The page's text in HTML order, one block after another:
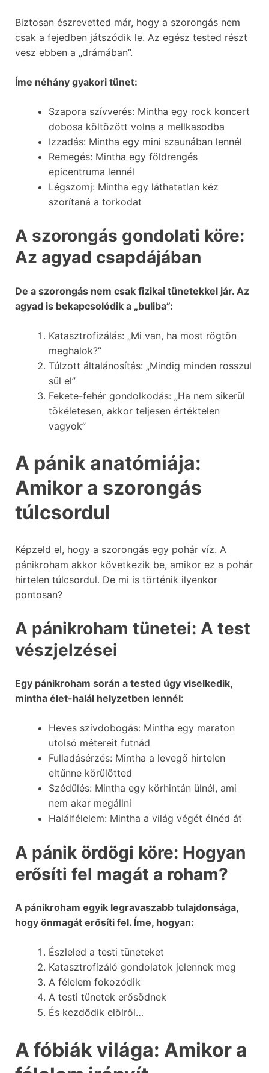
Biztosan észrevetted már, hogy a szorongás nem
csak a fejedben játszódik le. Az egész tested részt
vesz ebben a „drámában”.
Íme néhány gyakori tünet:
Szapora szívverés: Mintha egy rock koncert
dobosa költözött volna a mellkasodba
Izzadás: Mintha egy mini szaunában lennél
Remegés: Mintha egy földrengés
epicentruma lennél
Légszomj: Mintha egy láthatatlan kéz
szorítaná a torkodat
A szorongás gondolati köre:
Az agyad csapdájában
De a szorongás nem csak fizikai tünetekkel jár. Az
agyad is bekapcsolódik a „buliba”:
Katasztrofizálás: „Mi van, ha most rögtön
meghalok?”
Túlzott általánosítás: „Mindig minden rosszul
sül el”
Fekete-fehér gondolkodás: „Ha nem sikerül
tökéletesen, akkor teljesen értéktelen
vagyok”
A pánik anatómiája:
Amikor a szorongás
túlcsordul
Képzeld el, hogy a szorongás egy pohár víz. A
pánikroham akkor következik be, amikor ez a pohár
hirtelen túlcsordul. De mi is történik ilyenkor
pontosan?
A pánikroham tünetei: A test
vészjelzései
Egy pánikroham során a tested úgy viselkedik,
mintha élet-halál helyzetben lennél:
Heves szívdobogás: Mintha egy maraton
utolsó métereit futnád
Fulladásérzés: Mintha a levegő hirtelen
eltűnne körülötted
Szédülés: Mintha egy körhintán ülnél, ami
nem akar megállni
Halálfélelem: Mintha a világ végét élnéd át
A pánik ördögi köre: Hogyan
erősíti fel magát a roham?
A pánikroham egyik legravaszabb tulajdonsága,
hogy önmagát erősíti fel. Íme, hogyan:
Észleled a testi tüneteket
Katasztrofizáló gondolatok jelennek meg
A félelem fokozódik
A testi tünetek erősödnek
És kezdődik elölről…
A fóbiák világa: Amikor a